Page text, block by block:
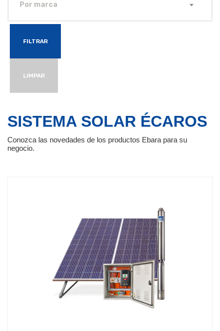
Por marca
FILTRAR
LIMPAR
SISTEMA SOLAR ÉCAROS
Conozca las novedades de los productos Ebara para su
negocio.